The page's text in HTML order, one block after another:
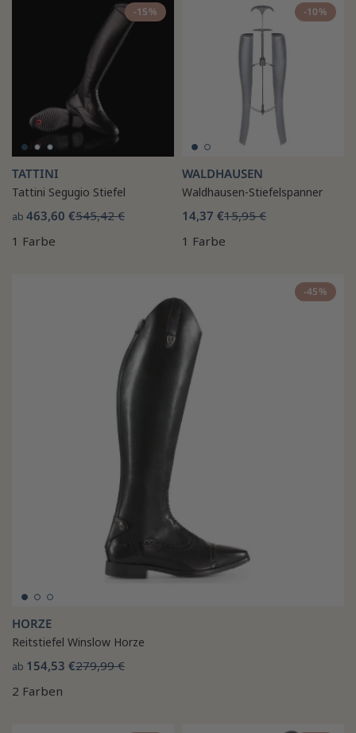
-15%
TATTINI
Tattini Segugio Stiefel
ab 463,60 €545,42 €
1 Farbe
-10%
WALDHAUSEN
Waldhausen-Stiefelspanner
14,37 €15,95 €
1 Farbe
-45%
HORZE
Reitstiefel Winslow Horze
ab 154,53 €279,99 €
2 Farben